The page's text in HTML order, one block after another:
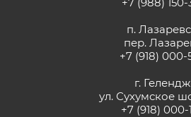
п.
пер.
+7 (918)
г.
ул. Сухумское
+7 (918) 000-